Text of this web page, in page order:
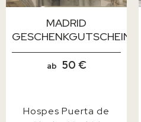
MADRID
GESCHENKGUTSCHEIN
ab 50 €
Hospes Puerta de